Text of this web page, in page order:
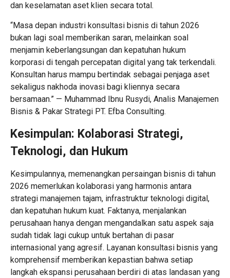
dan keselamatan aset klien secara total.
“Masa depan industri konsultasi bisnis di tahun 2026
bukan lagi soal memberikan saran, melainkan soal
menjamin keberlangsungan dan kepatuhan hukum
korporasi di tengah percepatan digital yang tak terkendali.
Konsultan harus mampu bertindak sebagai penjaga aset
sekaligus nakhoda inovasi bagi kliennya secara
bersamaan.” — Muhammad Ibnu Rusydi, Analis Manajemen
Bisnis & Pakar Strategi PT. Efba Consulting.
Kesimpulan: Kolaborasi Strategi,
Teknologi, dan Hukum
Kesimpulannya, memenangkan persaingan bisnis di tahun
2026 memerlukan kolaborasi yang harmonis antara
strategi manajemen tajam, infrastruktur teknologi digital,
dan kepatuhan hukum kuat. Faktanya, menjalankan
perusahaan hanya dengan mengandalkan satu aspek saja
sudah tidak lagi cukup untuk bertahan di pasar
internasional yang agresif. Layanan konsultasi bisnis yang
komprehensif memberikan kepastian bahwa setiap
langkah ekspansi perusahaan berdiri di atas landasan yang